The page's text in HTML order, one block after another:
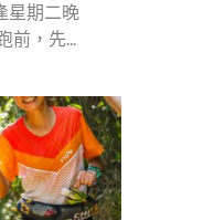
星期二晚
前，先...